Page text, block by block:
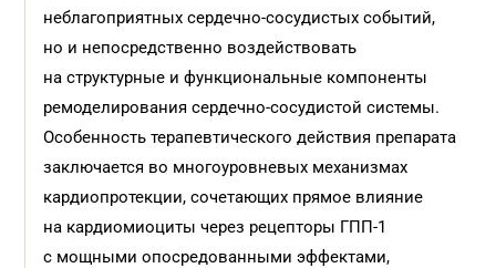
неблагоприятных сердечно-сосудистых событий,
но и непосредственно воздействовать
на структурные и функциональные компоненты
ремоделирования сердечно-сосудистой системы.
Особенность терапевтического действия препарата
заключается во многоуровневых механизмах
кардиопротекции, сочетающих прямое влияние
на кардиомиоциты через рецепторы ГПП-1
с мощными опосредованными эффектами,